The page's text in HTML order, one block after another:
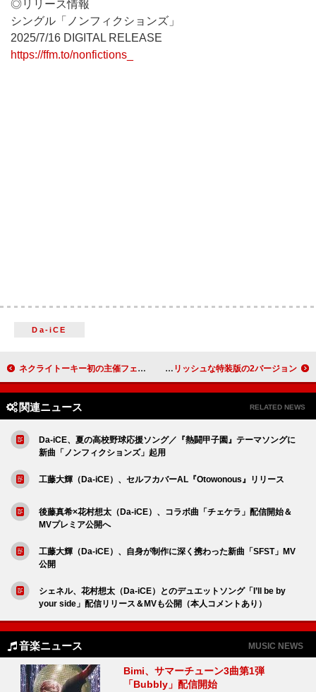
◎リリース情報
シングル「ノンフィクションズ」
2025/7/16 DIGITAL RELEASE
https://ffm.to/nonfictions_
Da-iCE
ネクライトーキー初の主催フェス【オーキートーキーフェスティバル2025】開催 Mrs. GREEN APPLE『anan』初表紙、チャーミングな通常版＆スタイリッシュな特装版の2バージョン
関連ニュース RELATED NEWS
Da-iCE、夏の高校野球応援ソング／『熱闘甲子園』テーマソングに
新曲「ノンフィクションズ」起用
工藤大輝（Da-iCE）、セルフカバーAL『Otowonous』リリース
後藤真希×花村想太（Da-iCE）、コラボ曲「チェケラ」配信開始＆
MVプレミア公開へ
工藤大輝（Da-iCE）、自身が制作に深く携わった新曲「SFST」MV
公開
シェネル、花村想太（Da-iCE）とのデュエットソング「I’ll be by
your side」配信リリース＆MVも公開（本人コメントあり）
音楽ニュース MUSIC NEWS
Bimi、サマーチューン3曲第1弾
「Bubbly」配信開始